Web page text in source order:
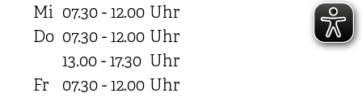
Mi 07.30 - 12.00 Uhr
Do 07.30 - 12.00 Uhr
13.00 - 17.30 Uhr
Fr
07.30 - 12.00 Uhr